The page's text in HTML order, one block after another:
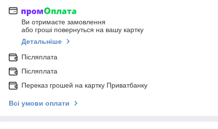
Ви отримаєте замовлення
або гроші повернуться на вашу картку
Детальніше
Післяплата
Післяплата
Переказ грошей на картку Приватбанку
Всі умови оплати